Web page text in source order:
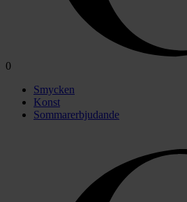
0
Smycken
Konst
Sommarerbjudande